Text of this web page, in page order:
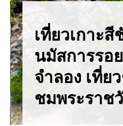
เที่ยวเกาะ
นมัสการรอ
จำลอง เที่ย
ชมพระราช